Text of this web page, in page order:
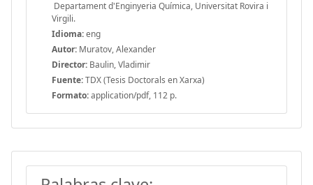
Departament d'Enginyeria Química, Universitat Rovira i
Virgili.
Idioma:eng
Autor: Muratov, Alexander
Director: Baulin, Vladimir
Fuente:TDX (Tesis Doctorals en Xarxa)
Formato:application/pdf, 112 p.